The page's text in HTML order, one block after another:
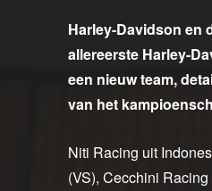
Harley-Davidson en
allereerste Harley-
een nieuw team,
van het
Niti Racing uit
(VS), Cecchini